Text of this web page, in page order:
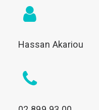
Hassan Akariou